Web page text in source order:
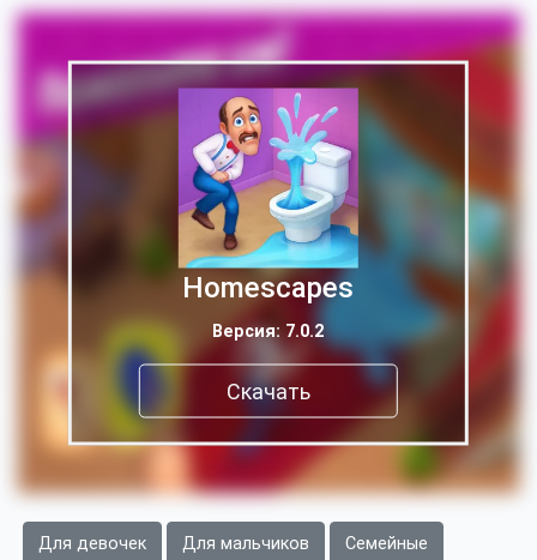
Homescapes
Версия: 7.0.2
Скачать
Для девочек Для мальчиков Семейные